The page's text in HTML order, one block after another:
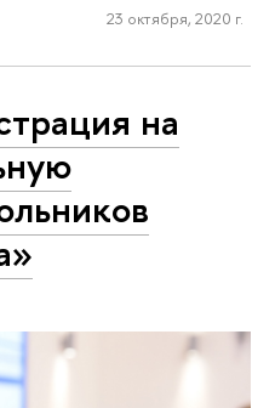
23 октября, 2020 г.
на